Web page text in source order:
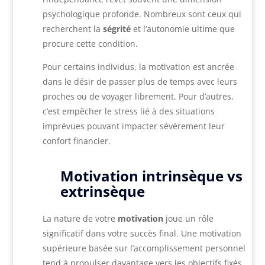
psychologique profonde. Nombreux sont ceux qui
recherchent laségrité et l’autonomie ultime que
procure cette condition.
Pour certains individus, la motivation est ancrée
dans le désir de passer plus de temps avec leurs
proches ou de voyager librement. Pour d’autres,
c’est empêcher le stress lié à des situations
imprévues pouvant impacter sévèrement leur
confort financier.
Motivation intrinsèque vs
extrinsèque
La nature de votre motivation joue un rôle
significatif dans votre succès final. Une motivation
supérieure basée sur l’accomplissement personnel